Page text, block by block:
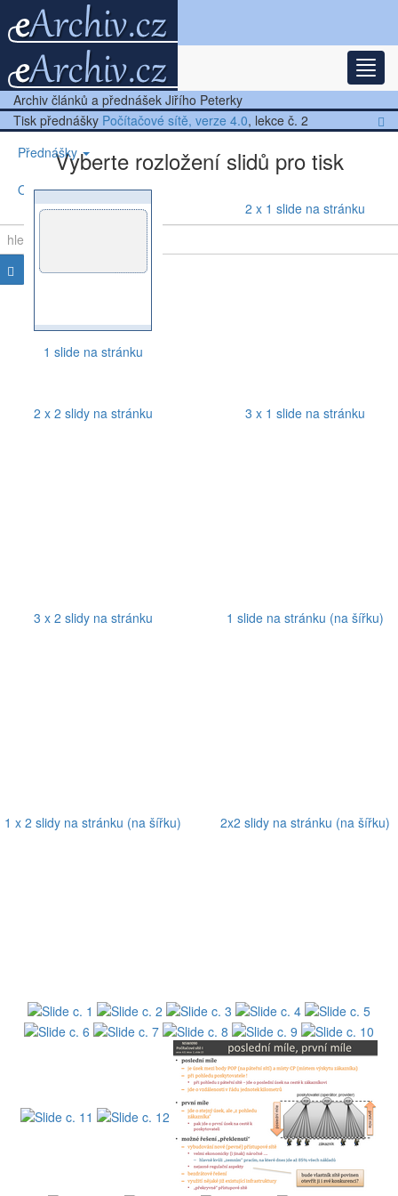
Nejnovější články
Další články
Přednášky
Ostatní
Archiv článků a přednášek Jiřího Peterky
Tisk přednášky Počítačové sítě, verze 4.0, lekce č. 2
Vyberte rozložení slidů pro tisk
1 slide na stránku
2 x 1 slide na stránku
2 x 2 slidy na stránku 3 x 1 slide na stránku
3 x 2 slidy na stránku 1 slide na stránku (na šířku)
1 x 2 slidy na stránku (na šířku) 2x2 slidy na stránku (na šířku)